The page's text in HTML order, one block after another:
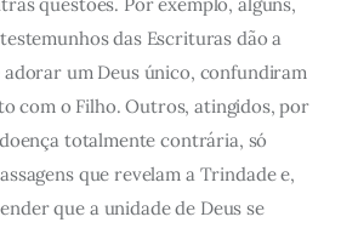
das Escrituras dão a
um Deus único, confundiram
com o Filho. Outros, atingidos, por
totalmente contrária, só
que revelam a Trindade e,
que a unidade de Deus se